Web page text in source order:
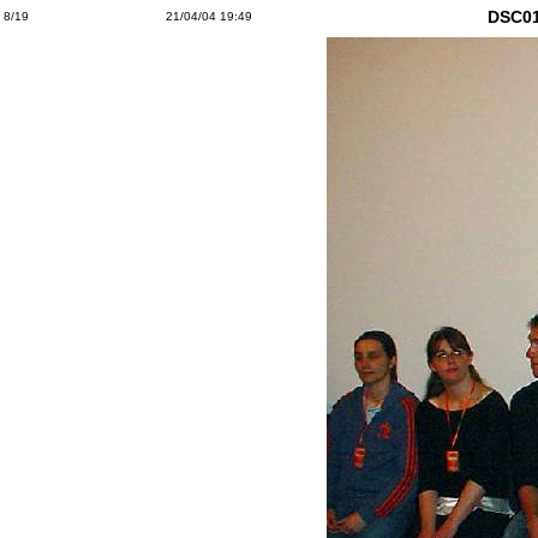
8/19 21/04/04 19:49